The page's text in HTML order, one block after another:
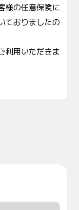
様の任意保険に
ておりましたの
利用いただきま